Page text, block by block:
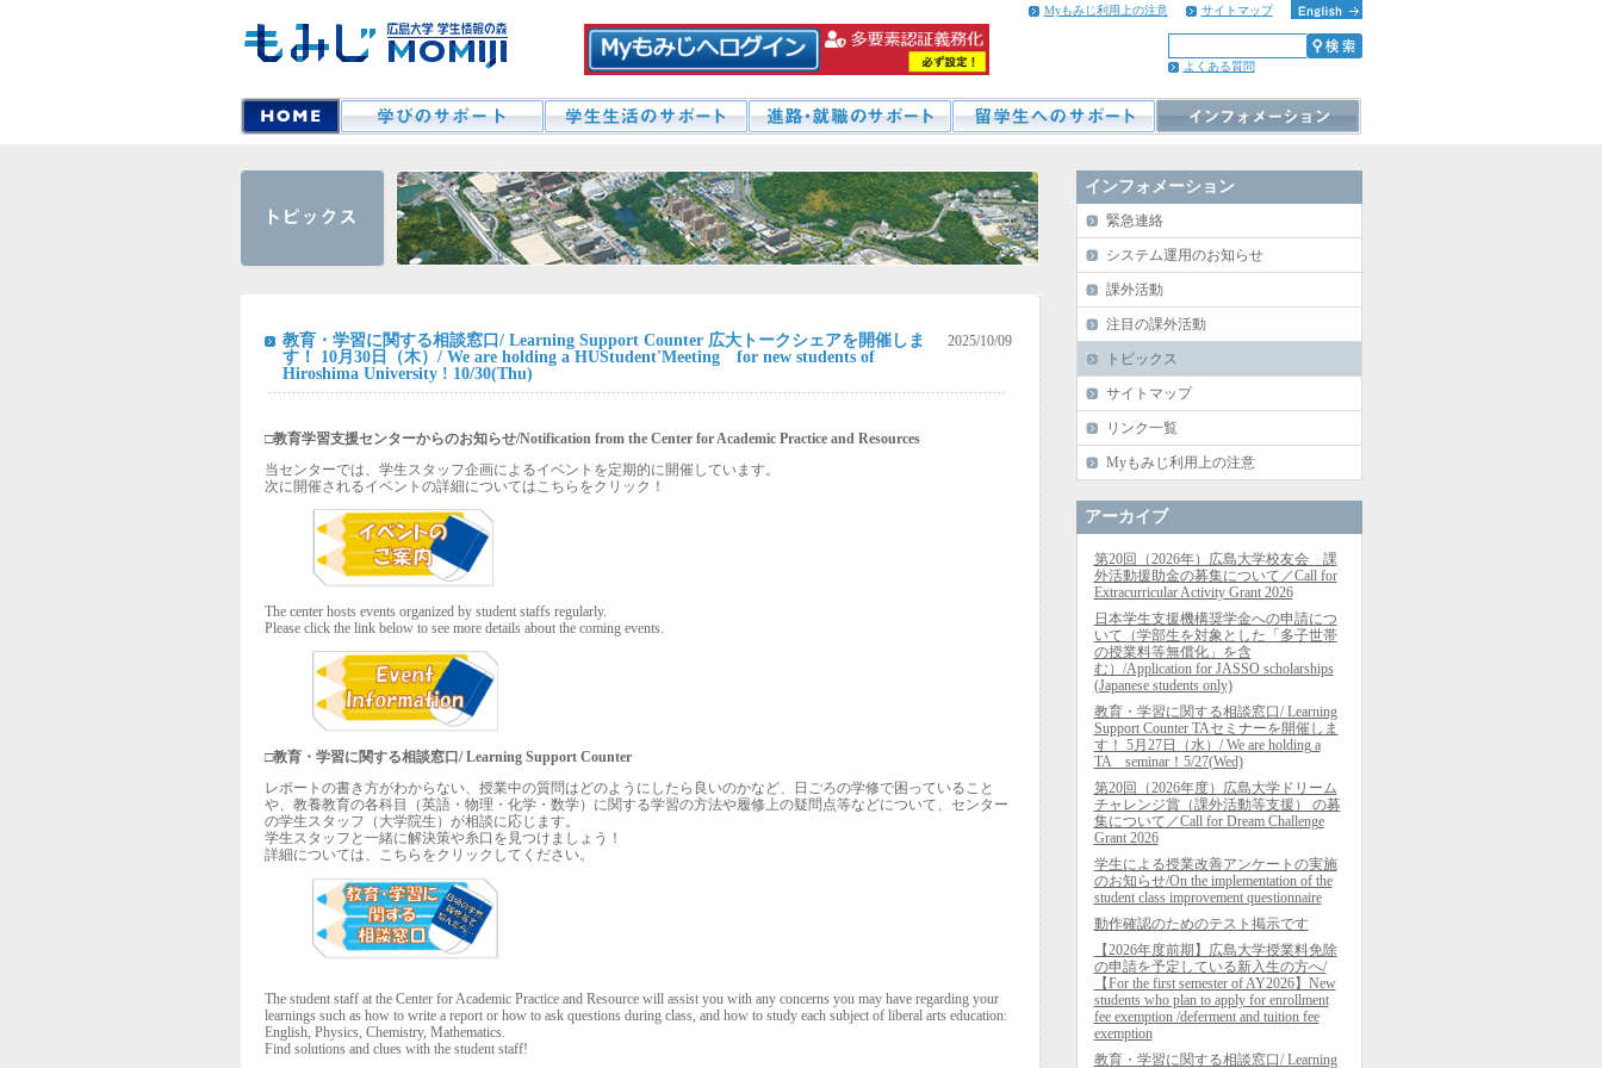
サイトマップ
Myもみじ利用上の注意
よくある質問
教育・学習に関する相談窓口/ Learning Support Counter 広大トークシェアを開催しま
す！ 10月30日（木）/ We are holding a HUStudent'Meeting for new students of
Hiroshima University ! 10/30(Thu)
2025/10/09
□教育学習支援センターからのお知らせ/Notification from the Center for Academic Practice and Resources
当センターでは、学生スタッフ企画によるイベントを定期的に開催しています。
次に開催されるイベントの詳細についてはこちらをクリック！
The center hosts events organized by student staffs regularly.
Please click the link below to see more details about the coming events.
□教育・学習に関する相談窓口/ Learning Support Counter
レポートの書き方がわからない、授業中の質問はどのようにしたら良いのかなど、日ごろの学修で困っていること
や、教養教育の各科目（英語・物理・化学・数学）に関する学習の方法や履修上の疑問点等などについて、センター
の学生スタッフ（大学院生）が相談に応じます。
学生スタッフと一緒に解決策や糸口を見つけましょう！
詳細については、こちらをクリックしてください。
The student staff at the Center for Academic Practice and Resource will assist you with any concerns you may have regarding your
learnings such as how to write a report or how to ask questions during class, and how to study each subject of liberal arts education:
English, Physics, Chemistry, Mathematics.
Find solutions and clues with the student staff!
インフォメーション
緊急連絡
システム運用のお知らせ
課外活動
注目の課外活動
トピックス
サイトマップ
リンク一覧
Myもみじ利用上の注意
アーカイブ
第20回（2026年）広島大学校友会 課
外活動援助金の募集について／Call for
Extracurricular Activity Grant 2026
日本学生支援機構奨学金への申請につ
いて（学部生を対象とした「多子世帯
の授業料等無償化」を含
む）/Application for JASSO scholarships
(Japanese students only)
教育・学習に関する相談窓口/ Learning
Support Counter TAセミナーを開催しま
す！ 5月27日（水）/ We are holding a
TA seminar！5/27(Wed)
第20回（2026年度）広島大学ドリーム
チャレンジ賞（課外活動等支援） の募
集について／Call for Dream Challenge
Grant 2026
学生による授業改善アンケートの実施
のお知らせ/On the implementation of the
student class improvement questionnaire
動作確認のためのテスト掲示です
【2026年度前期】広島大学授業料免除
の申請を予定している新入生の方へ/
【For the first semester of AY2026】New
students who plan to apply for enrollment
fee exemption /deferment and tuition fee
exemption
教育・学習に関する相談窓口/ Learning